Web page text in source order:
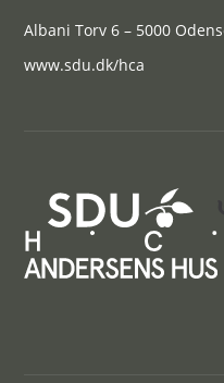
Albani Torv 6 – 5000
www.sdu.dk/hca